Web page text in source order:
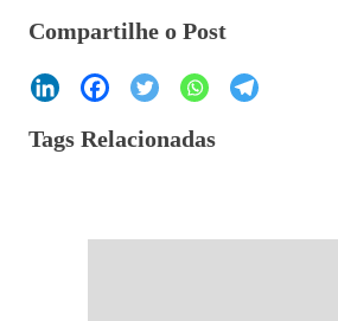
Compartilhe o Post
Tags Relacionadas